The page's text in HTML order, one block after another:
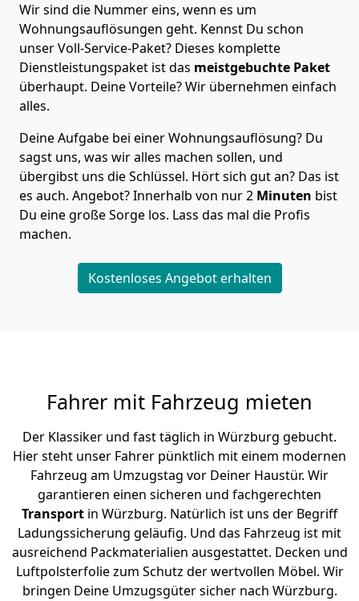
Wir sind die Nummer eins, wenn es um
Wohnungsauflösungen geht. Kennst Du schon
unser Voll-Service-Paket? Dieses komplette
Dienstleistungspaket ist das meistgebuchte Paket
überhaupt. Deine Vorteile? Wir übernehmen einfach
alles.
Deine Aufgabe bei einer Wohnungsauflösung? Du
sagst uns, was wir alles machen sollen, und
übergibst uns die Schlüssel. Hört sich gut an? Das ist
es auch. Angebot? Innerhalb von nur 2 Minuten bist
Du eine große Sorge los. Lass das mal die Profis
machen.
Kostenloses Angebot erhalten
Fahrer mit Fahrzeug mieten
Der Klassiker und fast täglich in Würzburg gebucht.
Hier steht unser Fahrer pünktlich mit einem modernen
Fahrzeug am Umzugstag vor Deiner Haustür. Wir
garantieren einen sicheren und fachgerechten
Transport in Würzburg. Natürlich ist uns der Begriff
Ladungssicherung geläufig. Und das Fahrzeug ist mit
ausreichend Packmaterialien ausgestattet. Decken und
Luftpolsterfolie zum Schutz der wertvollen Möbel. Wir
bringen Deine Umzugsgüter sicher nach Würzburg.